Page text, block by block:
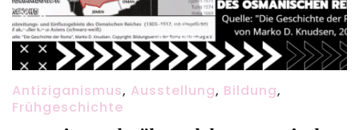
Antiziganismus, Ausstellung, Bildung,
Frühgeschichte